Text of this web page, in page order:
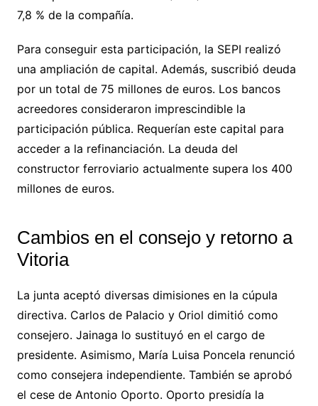
7,8 % de la compañía.
Para conseguir esta participación, la SEPI realizó
una ampliación de capital. Además, suscribió deuda
por un total de 75 millones de euros. Los bancos
acreedores consideraron imprescindible la
participación pública. Requerían este capital para
acceder a la refinanciación. La deuda del
constructor ferroviario actualmente supera los 400
millones de euros.
Cambios en el consejo y retorno a
Vitoria
La junta aceptó diversas dimisiones en la cúpula
directiva. Carlos de Palacio y Oriol dimitió como
consejero. Jainaga lo sustituyó en el cargo de
presidente. Asimismo, María Luisa Poncela renunció
como consejera independiente. También se aprobó
el cese de Antonio Oporto. Oporto presidía la